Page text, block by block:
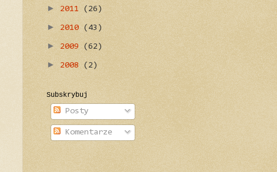
► 2011 (26)
► 2010 (43)
► 2009 (62)
► 2008 (2)
Subskrybuj
Posty
Komentarze